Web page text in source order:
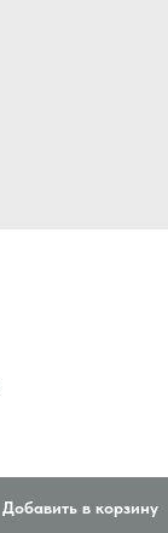
Добавить в корзину